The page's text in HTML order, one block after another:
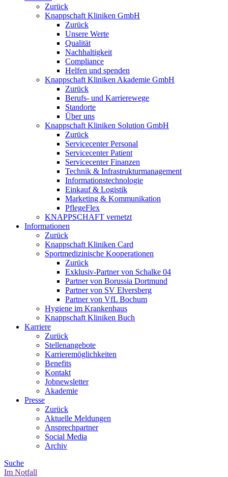
Zurück
Knappschaft Kliniken GmbH
Zurück
Unsere Werte
Qualität
Nachhaltigkeit
Compliance
Helfen und spenden
Knappschaft Kliniken Akademie GmbH
Zurück
Berufs- und Karrierewege
Standorte
Über uns
Knappschaft Kliniken Solution GmbH
Zurück
Servicecenter Personal
Servicecenter Patient
Servicecenter Finanzen
Technik & Infrastrukturmanagement
Informationstechnologie
Einkauf & Logistik
Marketing & Kommunikation
PflegeFlex
KNAPPSCHAFT vernetzt
Informationen
Zurück
Knappschaft Kliniken Card
Sportmedizinische Kooperationen
Zurück
Exklusiv-Partner von Schalke 04
Partner von Borussia Dortmund
Partner von SV Elversberg
Partner von VfL Bochum
Hygiene im Krankenhaus
Knappschaft Kliniken Buch
Karriere
Zurück
Stellenangebote
Karrieremöglichkeiten
Benefits
Kontakt
Jobnewsletter
Akademie
Presse
Zurück
Aktuelle Meldungen
Ansprechpartner
Social Media
Archiv
Suche
Im Notfall